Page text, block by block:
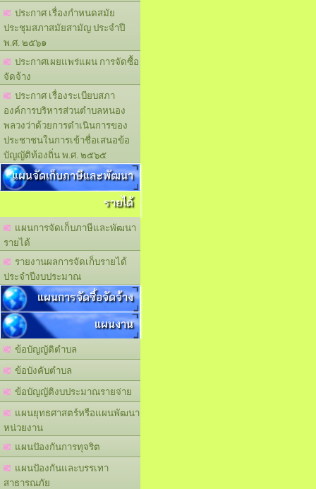
ประกาศ เรื่องกำหนดสมัย
ประชุมสภาสมัยสามัญ ประจำปี
พ.ศ. ๒๕๖๑
ประกาศเผยแพร่แผน การจัดซื้อ
จัดจ้าง
ประกาศ เรื่องระเบียบสภา
องค์การบริหารส่วนตำบลหนอง
พลวงว่าด้วยการดำเนินการของ
ประชาชนในการเข้าชื่อเสนอข้อ
บัญญัติท้องถิ่น พ.ศ. ๒๕๖๕
แผนจัดเก็บภาษีและพัฒนา
รายได้
แผนการจัดเก็บภาษีและพัฒนา
รายได้
รายงานผลการจัดเก็บรายได้
ประจำปีงบประมาณ
แผนการจัดซื้อจัดจ้าง
แผนงาน
ข้อบัญญัติตำบล
ข้อบังคับตำบล
ข้อบัญญัติงบประมาณรายจ่าย
แผนยุทธศาสตร์หรือแผนพัฒนา
หน่วยงาน
แผนปัองกันการทุจริต
แผนปัองกันและบรรเทา
สาธารณภัย